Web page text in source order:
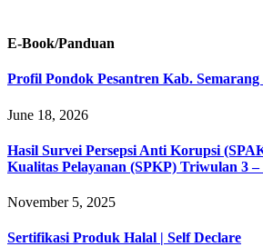
E-Book/Panduan
Profil Pondok Pesantren Kab. Semarang
June 18, 2026
Hasil Survei Persepsi Anti Korupsi
Kualitas Pelayanan (SPKP) Triwulan 3 –
November 5, 2025
Sertifikasi Produk Halal | Self Declare